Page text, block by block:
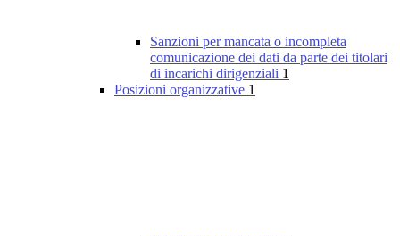
Sanzioni per mancata o incompleta
comunicazione dei dati da parte dei titolari
di incarichi dirigenziali 1
Posizioni organizzative 1